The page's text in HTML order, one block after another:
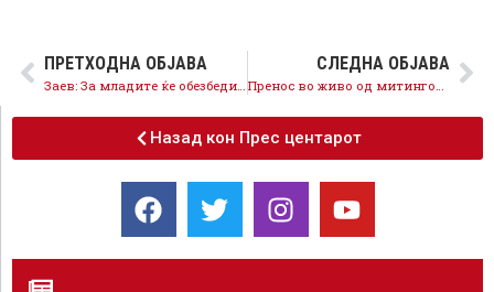
ПРЕТХОДНА ОБЈАВА
Заев: За младите ќе обезбедиме перспективи, ајде да ја дозавршиме работата и да славиме живот и во Демир Капија
СЛЕДНА ОБЈАВА
Пренос во живо од митингот во Кавадарци
Назад кон Прес центарот